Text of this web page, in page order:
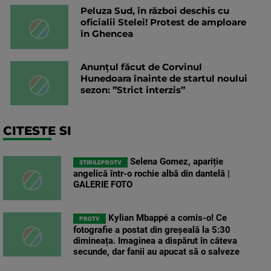
Peluza Sud, în război deschis cu
oficialii Stelei! Protest de amploare
în Ghencea
Anunțul făcut de Corvinul
Hunedoara înainte de startul noului
sezon: ”Strict interzis”
CITESTE SI
STIRILEPROTV
Selena Gomez, apariție
angelică într-o rochie albă din dantelă |
GALERIE FOTO
PROTV
Kylian Mbappé a comis-o! Ce
fotografie a postat din greșeală la 5:30
dimineața. Imaginea a dispărut în câteva
secunde, dar fanii au apucat să o salveze